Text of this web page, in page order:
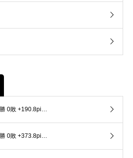
0敗 +190.8pi…
0敗 +373.8pi…